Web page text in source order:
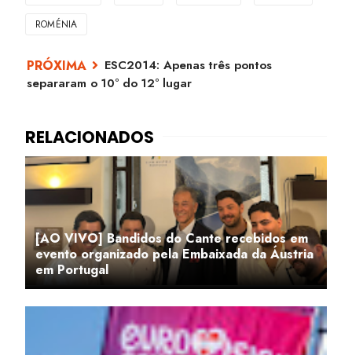
ROMÉNIA
ESC2014: Apenas três pontos
separaram o 10º do 12º lugar
[AO VIVO] Bandidos do Cante recebidos em
evento organizado pela Embaixada da Áustria
em Portugal